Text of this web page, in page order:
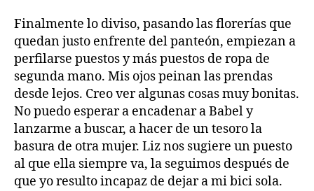
Finalmente lo diviso, pasando las florerías que
quedan justo enfrente del panteón, empiezan a
perfilarse puestos y más puestos de ropa de
segunda mano. Mis ojos peinan las prendas
desde lejos. Creo ver algunas cosas muy bonitas.
No puedo esperar a encadenar a Babel y
lanzarme a buscar, a hacer de un tesoro la
basura de otra mujer. Liz nos sugiere un puesto
al que ella siempre va, la seguimos después de
que yo resulto incapaz de dejar a mi bici sola.